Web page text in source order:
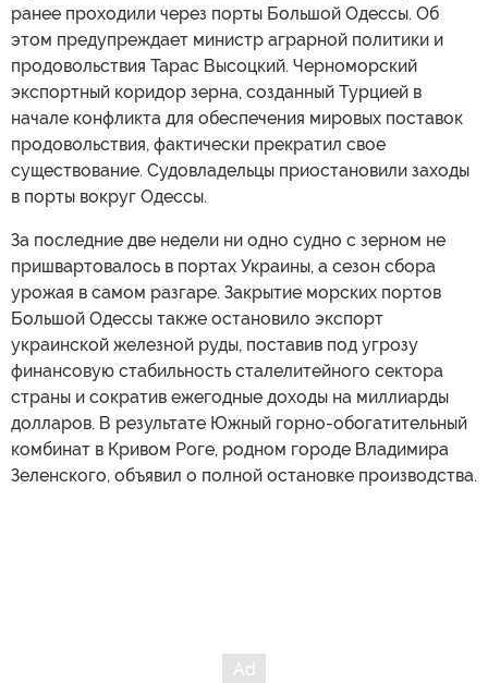
ранее проходили через порты Большой Одессы. Об
этом предупреждает министр аграрной политики и
продовольствия Тарас Высоцкий. Черноморский
экспортный коридор зерна, созданный Турцией в
начале конфликта для обеспечения мировых поставок
продовольствия, фактически прекратил свое
существование. Судовладельцы приостановили заходы
в порты вокруг Одессы.
За последние две недели ни одно судно с зерном не
пришвартовалось в портах Украины, а сезон сбора
урожая в самом разгаре. Закрытие морских портов
Большой Одессы также остановило экспорт
украинской железной руды, поставив под угрозу
финансовую стабильность сталелитейного сектора
страны и сократив ежегодные доходы на миллиарды
долларов. В результате Южный горно-обогатительный
комбинат в Кривом Роге, родном городе Владимира
Зеленского, объявил о полной остановке производства.